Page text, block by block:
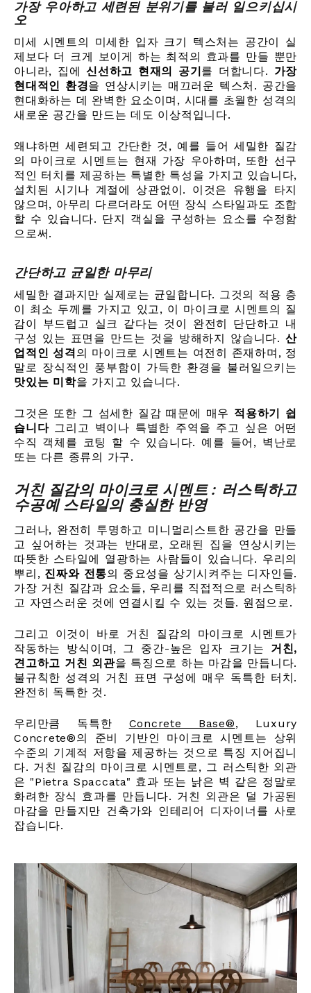
가장 우아하고 세련된 분위기를 불러 일으키십시
오
미세 시멘트의 미세한 입자 크기 텍스처는 공간이 실
제보다 더 크게 보이게 하는 최적의 효과를 만들 뿐만
아니라, 집에신선하고 현재의 공기를 더합니다. 가장
현대적인 환경을 연상시키는 매끄러운 텍스처. 공간을
현대화하는 데 완벽한 요소이며, 시대를 초월한 성격의
새로운 공간을 만드는 데도 이상적입니다.
왜냐하면 세련되고 간단한 것, 예를 들어 세밀한 질감
의 마이크로 시멘트는 현재 가장 우아하며, 또한 선구
적인 터치를 제공하는 특별한 특성을 가지고 있습니다,
설치된 시기나 계절에 상관없이. 이것은 유행을 타지
않으며, 아무리 다르더라도 어떤 장식 스타일과도 조합
할 수 있습니다. 단지 객실을 구성하는 요소를 수정함
으로써.
간단하고 균일한 마무리
세밀한 결과지만 실제로는 균일합니다. 그것의 적용 층
이 최소 두께를 가지고 있고, 이 마이크로 시멘트의 질
감이 부드럽고 실크 같다는 것이 완전히 단단하고 내
구성 있는 표면을 만드는 것을 방해하지 않습니다.산
업적인 성격 의 마이크로 시멘트는 여전히 존재하며, 정
말로 장식적인 풍부함이 가득한 환경을 불러일으키는
맛있는 미학을 가지고 있습니다.
그것은 또한 그 섬세한 질감 때문에 매우 적용하기 쉽
습니다그리고 벽이나 특별한 주역을 주고 싶은 어떤
수직 객체를 코팅 할 수 있습니다. 예를 들어, 벽난로
또는 다른 종류의 가구.
거친 질감의 마이크로 시멘트 : 러스틱하고
수공예 스타일의 충실한 반영
그러나, 완전히 투명하고 미니멀리스트한 공간을 만들
고 싶어하는 것과는 반대로, 오래된 집을 연상시키는
따뜻한 스타일에 열광하는 사람들이 있습니다. 우리의
뿌리, 진짜와 전통의 중요성을 상기시켜주는 디자인들.
가장 거친 질감과 요소들, 우리를 직접적으로 러스틱하
고 자연스러운 것에 연결시킬 수 있는 것들. 원점으로.
그리고 이것이 바로 거친 질감의 마이크로 시멘트가
작동하는 방식이며, 그 중간-높은 입자 크기는 거친,
견고하고 거친 외관을 특징으로 하는 마감을 만듭니다.
불규칙한 성격의 거친 표면 구성에 매우 독특한 터치.
완전히 독특한 것.
우리만큼 독특한 Concrete Base®, Luxury
Concrete®의 준비 기반인 마이크로 시멘트는 상위
수준의 기계적 저항을 제공하는 것으로 특징 지어집니
다. 거친 질감의 마이크로 시멘트로, 그 러스틱한 외관
은 "Pietra Spaccata" 효과 또는 낡은 벽 같은 정말로
화려한 장식 효과를 만듭니다. 거친 외관은 덜 가공된
마감을 만들지만 건축가와 인테리어 디자이너를 사로
잡습니다.